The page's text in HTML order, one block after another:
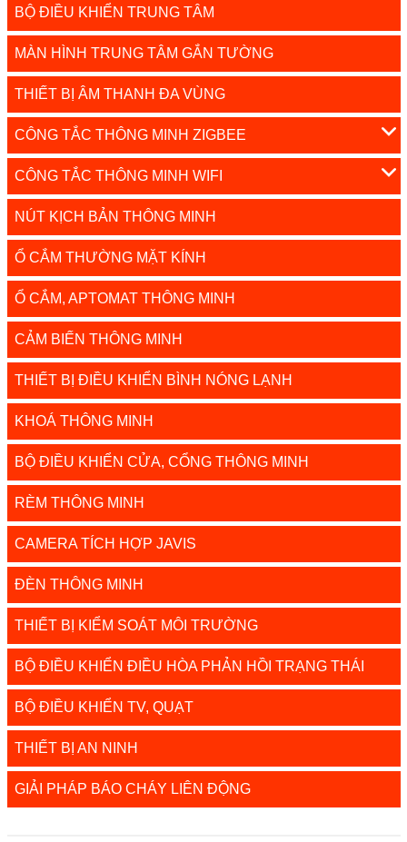
BỘ ĐIỀU KHIỂN TRUNG TÂM
MÀN HÌNH TRUNG TÂM GẮN TƯỜNG
THIẾT BỊ ÂM THANH ĐA VÙNG
CÔNG TẮC THÔNG MINH ZIGBEE
CÔNG TẮC THÔNG MINH WIFI
NÚT KỊCH BẢN THÔNG MINH
Ổ CẮM THƯỜNG MẶT KÍNH
Ổ CẮM, APTOMAT THÔNG MINH
CẢM BIẾN THÔNG MINH
THIẾT BỊ ĐIỀU KHIỂN BÌNH NÓNG LẠNH
KHOÁ THÔNG MINH
BỘ ĐIỀU KHIỂN CỬA, CỔNG THÔNG MINH
RÈM THÔNG MINH
CAMERA TÍCH HỢP JAVIS
ĐÈN THÔNG MINH
THIẾT BỊ KIỂM SOÁT MÔI TRƯỜNG
BỘ ĐIỀU KHIỂN ĐIỀU HÒA PHẢN HỒI TRẠNG THÁI
BỘ ĐIỀU KHIỂN TV, QUẠT
THIẾT BỊ AN NINH
GIẢI PHÁP BÁO CHÁY LIÊN ĐỘNG